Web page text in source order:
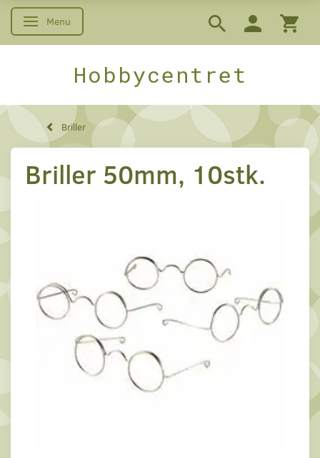
Skifte navigation
Menu
Hobbycentret
Briller
Briller 50mm, 10stk.